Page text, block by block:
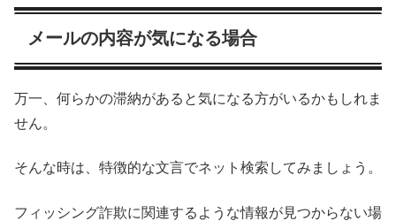
メールの内容が気になる場合
万一、何らかの滞納があると気になる方がいるかもしれま
せん。
そんな時は、特徴的な文言でネット検索してみましょう。
フィッシング詐欺に関連するような情報が見つからない場